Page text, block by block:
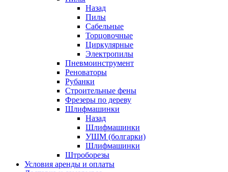
Назад
Пилы
Сабельные
Торцовочные
Циркулярные
Электропилы
Пневмоинструмент
Реноваторы
Рубанки
Строительные фены
Фрезеры по дереву
Шлифмашинки
Назад
Шлифмашинки
УШМ (болгарки)
Шлифмашинки
Штроборезы
Условия аренды и оплаты